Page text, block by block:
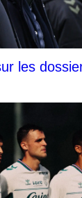
les